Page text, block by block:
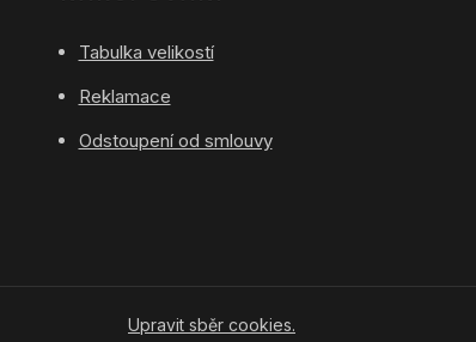
Tabulka velikostí
Reklamace
Odstoupení od smlouvy
Upravit sběr cookies.